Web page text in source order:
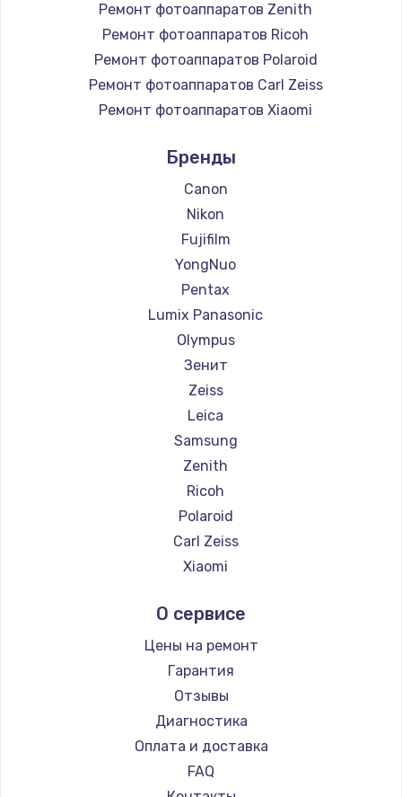
Ремонт фотоаппаратов Zenith
Ремонт фотоаппаратов Ricoh
Ремонт фотоаппаратов Polaroid
Ремонт фотоаппаратов Carl Zeiss
Ремонт фотоаппаратов Xiaomi
Ремонт фотоаппаратов Kodak
Ремонт фотоаппаратов Blackmagic
Бренды
Canon
Nikon
Fujifilm
YongNuo
Pentax
Lumix Panasonic
Olympus
Зенит
Zeiss
Leica
Samsung
Zenith
Ricoh
Polaroid
Carl Zeiss
Xiaomi
Kodak
Blackmagic
О сервисе
Цены на ремонт
Гарантия
Отзывы
Диагностика
Оплата и доставка
FAQ